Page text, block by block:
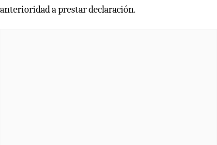
anterioridad a prestar declaración.